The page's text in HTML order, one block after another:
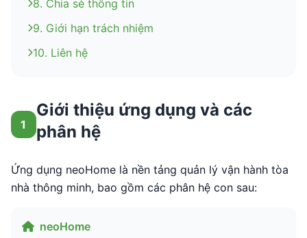
8. Chia sẻ thông tin
9. Giới hạn trách nhiệm
10. Liên hệ
1
Giới thiệu ứng dụng và các
phân hệ
Ứng dụng neoHome là nền tảng quản lý vận hành tòa
nhà thông minh, bao gồm các phân hệ con sau:
neoHome